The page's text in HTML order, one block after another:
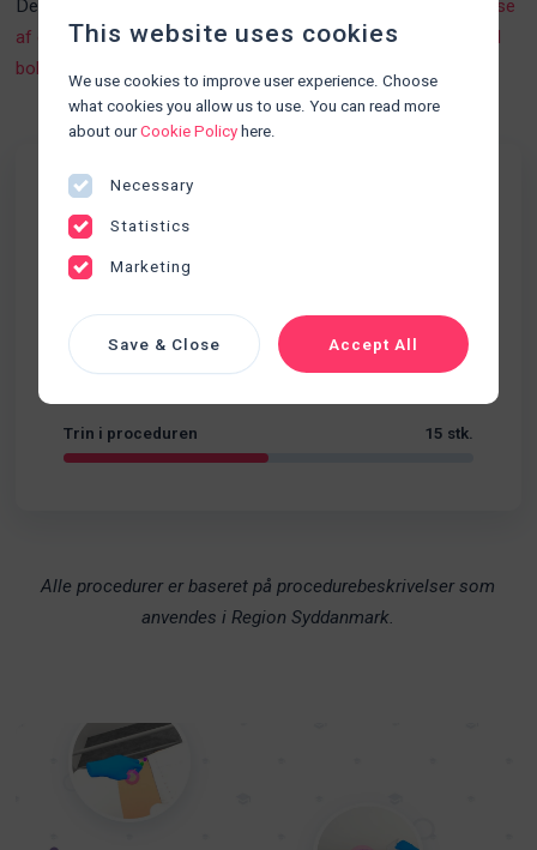
Denne procedurer kan med fordel kombineres med
Anlæggelse
af ernæringssonde,Sondemad med bolusogSondemad med
bolus (PEG-sonde)
Fakta
Kategori
Varighed 04:45
Trin i proceduren 15 stk.
Alle procedurer er baseret på procedurebeskrivelser som
anvendes i Region Syddanmark.
This website uses cookies
We use cookies to improve user experience. Choose
what cookies you allow us to use. You can read more
about ourCookie Policy here.
Necessary
Statistics
Marketing
Save & Close Accept All